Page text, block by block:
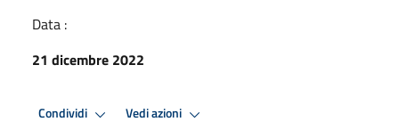
Data :
21 dicembre 2022
Condividi Vedi azioni